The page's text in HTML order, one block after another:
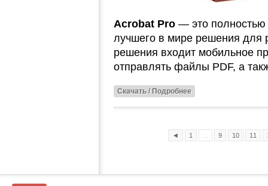
Acrobat Pro — это полностью
лучшего в мире решения для
решения входит мобильное
отправлять файлы PDF, а
Скачать / Подробнее
◄ 1 9 10 11